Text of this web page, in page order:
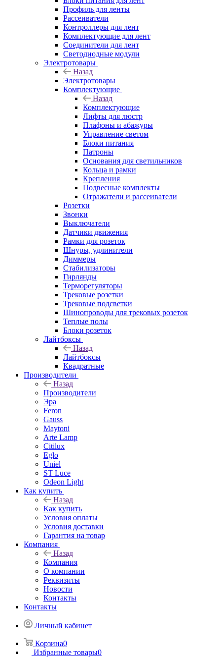
Профиль для ленты
Рассеиватели
Контроллеры для лент
Комплектующие для лент
Соединители для лент
Светодиодные модули
Электротовары
Назад
Электротовары
Комплектующие
Назад
Комплектующие
Лифты для люстр
Плафоны и абажуры
Управление светом
Блоки питания
Патроны
Основания для светильников
Кольца и рамки
Крепления
Подвесные комплекты
Отражатели и рассеиватели
Розетки
Звонки
Выключатели
Датчики движения
Рамки для розеток
Шнуры, удлинители
Диммеры
Стабилизаторы
Гирлянды
Терморегуляторы
Трековые розетки
Трековые подсветки
Шинопроводы для трековых розеток
Теплые полы
Блоки розеток
Лайтбоксы
Назад
Лайтбоксы
Квадратные
Производители
Назад
Производители
Эра
Feron
Gauss
Maytoni
Arte Lamp
Citilux
Eglo
Uniel
ST Luce
Odeon Light
Как купить
Назад
Как купить
Условия оплаты
Условия доставки
Гарантия на товар
Компания
Назад
Компания
О компании
Реквизиты
Новости
Контакты
Контакты
Личный кабинет
Корзина0
Избранные товары0